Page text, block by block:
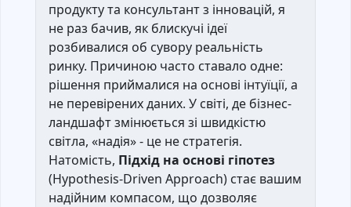
продукту та консультант з інновацій, я
не раз бачив, як блискучі ідеї
розбивалися об сувору реальність
ринку. Причиною часто ставало одне:
рішення приймалися на основі інтуїції, а
не перевірених даних. У світі, де бізнес-
ландшафт змінюється зі швидкістю
світла, «надія» - це не стратегія.
Натомість, Підхід на основі гіпотез
(Hypothesis-Driven Approach) стає вашим
надійним компасом, що дозволяє